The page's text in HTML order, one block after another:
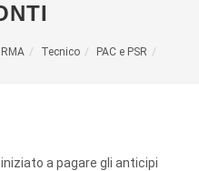
Tecnico PAC e PSR
a pagare gli anticipi